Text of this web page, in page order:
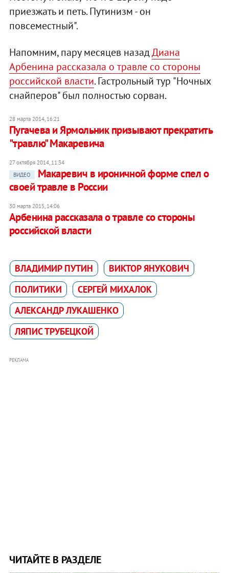
приезжать и петь. Путинизм - он
повсеместный".
Напомним, пару месяцев назадДиана
Арбенина рассказала о травле со стороны
российской власти. Гастрольный тур "Ночных
снайперов" был полностью сорван.
28 марта 2014, 16:21
Пугачева и Ярмольник призывают прекратить
"травлю" Макаревича
27 октября 2014, 11:34
ВИДЕО
Макаревич в ироничной форме спел о
своей травле в России
30 марта 2015, 14:06
Арбенина рассказала о травле со стороны
российской власти
ВЛАДИМИР ПУТИН
ВИКТОР ЯНУКОВИЧ
ПОЛИТИКИ
СЕРГЕЙ МИХАЛОК
АЛЕКСАНДР ЛУКАШЕНКО
ЛЯПИС ТРУБЕЦКОЙ
РЕКЛАМА
ЧИТАЙТЕ В РАЗДЕЛЕ